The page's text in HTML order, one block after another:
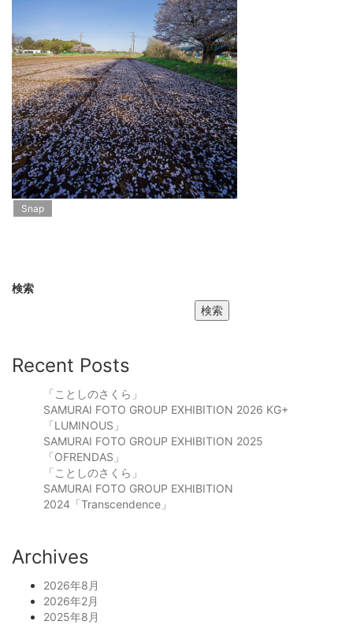
Snap
検索
検索
Recent Posts
「ことしのさくら」
SAMURAI FOTO GROUP EXHIBITION 2026 KG+
「LUMINOUS」
SAMURAI FOTO GROUP EXHIBITION 2025
「OFRENDAS」
「ことしのさくら」
SAMURAI FOTO GROUP EXHIBITION
2024「Transcendence」
Archives
2026年8月
2026年2月
2025年8月